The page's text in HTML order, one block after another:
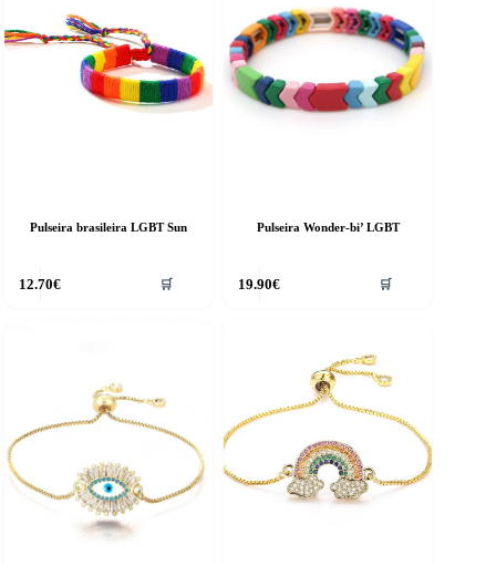
Pulseira brasileira LGBT Sun
12.70€ 🛒
Pulseira Wonder-bi’ LGBT
19.90€ 🛒